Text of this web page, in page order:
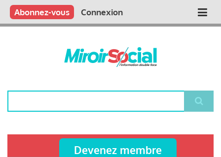
Aller
contenu
Main
Qui sommes nous ?
Vous publiez
Nous publions
Contactez-nous
Abonnez-vous Connexion
Devenez membre